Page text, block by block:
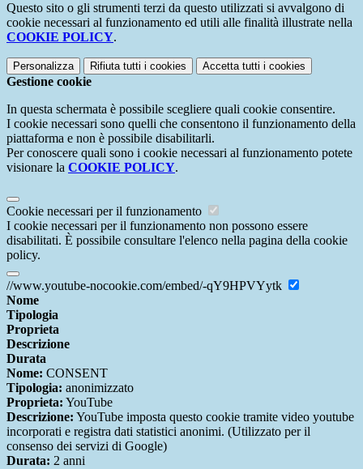
Questo sito o gli strumenti terzi da questo utilizzati si avvalgono di
cookie necessari al funzionamento ed utili alle finalità illustrate nella
COOKIE POLICY.
Personalizza Rifiuta tutti i cookies Accetta tutti i cookies
Gestione cookie
In questa schermata è possibile scegliere quali cookie consentire.
I cookie necessari sono quelli che consentono il funzionamento della
piattaforma e non è possibile disabilitarli.
Per conoscere quali sono i cookie necessari al funzionamento potete
visionare la COOKIE POLICY.
Cookie necessari per il funzionamento
I cookie necessari per il funzionamento non possono essere
disabilitati. È possibile consultare l'elenco nella pagina della cookie
policy.
//www.youtube-nocookie.com/embed/-qY9HPVYytk
Nome
Tipologia
Proprieta
Descrizione
Durata
Nome: CONSENT
Tipologia: anonimizzato
Proprieta: YouTube
Descrizione: YouTube imposta questo cookie tramite video youtube
incorporati e registra dati statistici anonimi. (Utilizzato per il
consenso dei servizi di Google)
Durata: 2 anni